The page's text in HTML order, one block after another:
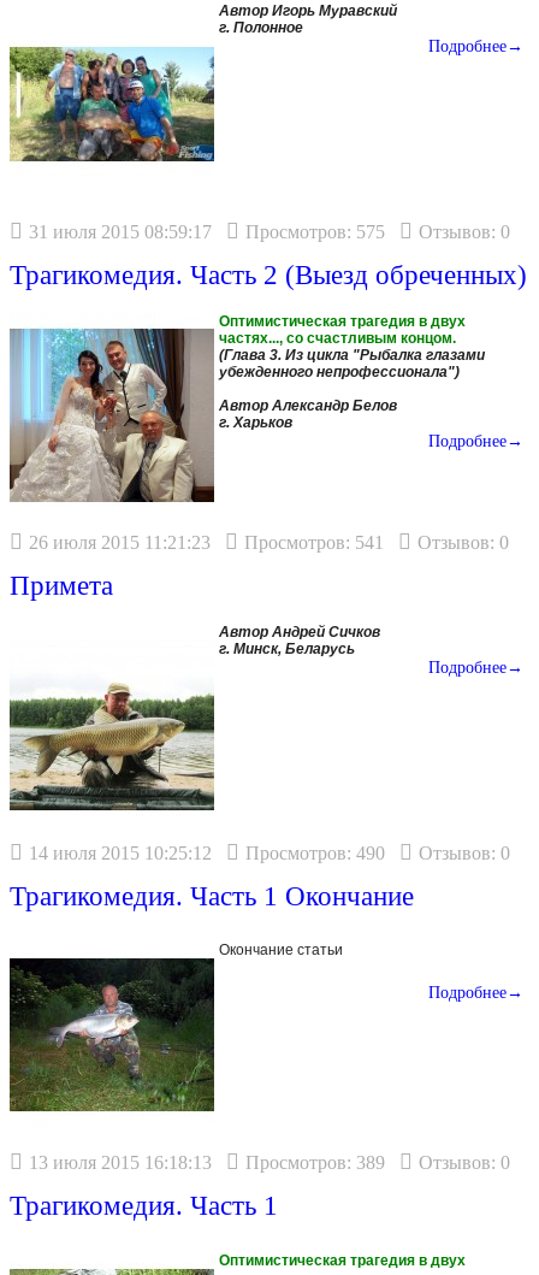
Автор Игорь Муравский
г. Полонное
Подробнее→
31 июля 2015 08:59:17 Просмотров: 575 Отзывов: 0
Трагикомедия. Часть 2 (Выезд обреченных)
Оптимистическая трагедия в двух
частях..., со счастливым концом.
(Глава 3. Из цикла "Рыбалка глазами
убежденного непрофессионала")
Автор Александр Белов
г. Харьков
Подробнее→
26 июля 2015 11:21:23 Просмотров: 541 Отзывов: 0
Примета
Автор Андрей Сичков
г. Минск, Беларусь
Подробнее→
14 июля 2015 10:25:12 Просмотров: 490 Отзывов: 0
Трагикомедия. Часть 1 Окончание
Окончание статьи
Подробнее→
13 июля 2015 16:18:13 Просмотров: 389 Отзывов: 0
Трагикомедия. Часть 1
Оптимистическая трагедия в двух